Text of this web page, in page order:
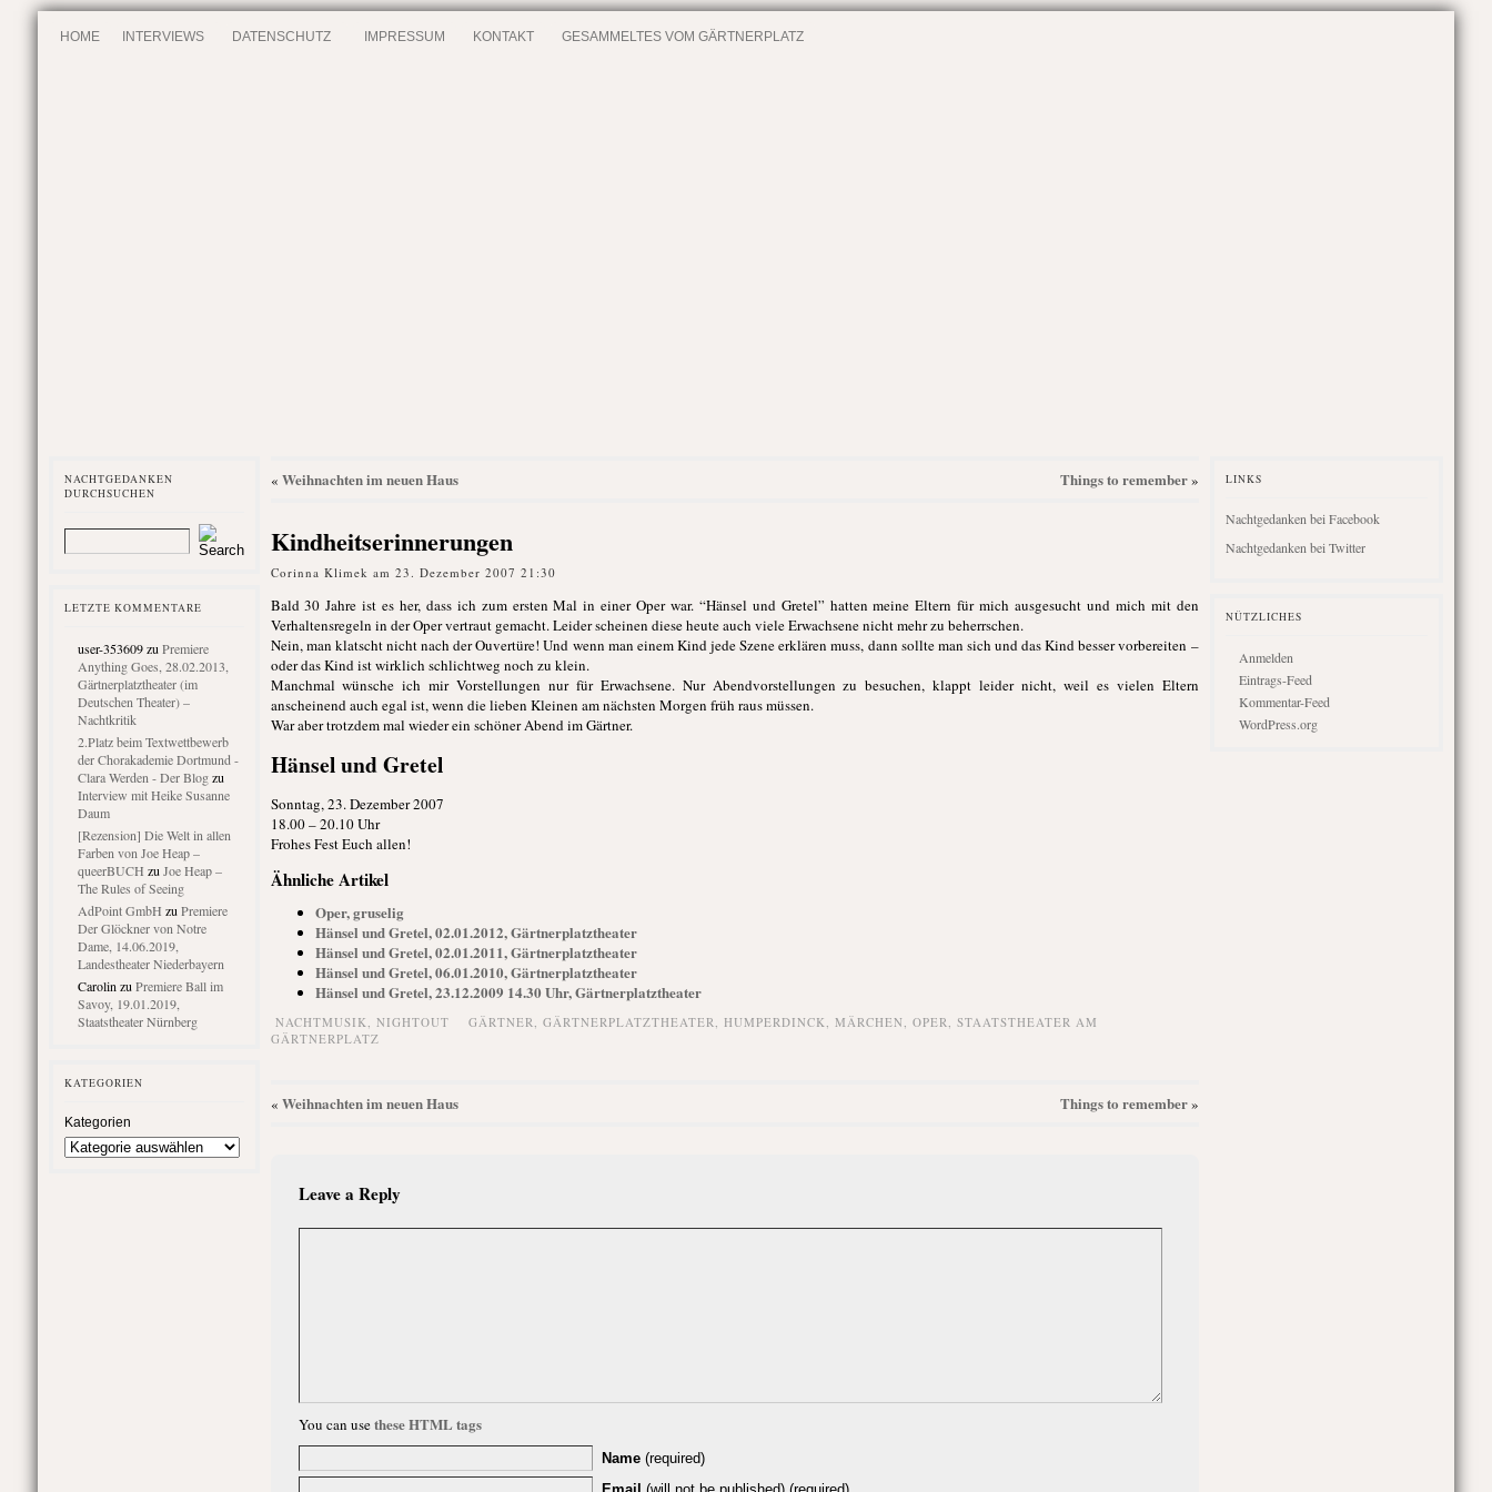
HOME INTERVIEWS DATENSCHUTZ IMPRESSUM KONTAKT GESAMMELTES VOM GÄRTNERPLATZ
NACHTGEDANKEN
DURCHSUCHEN
LETZTE KOMMENTARE
user-353609zu Premiere
Anything Goes, 28.02.2013,
Gärtnerplatztheater (im
Deutschen Theater) –
Nachtkritik
2.Platz beim Textwettbewerb
der Chorakademie Dortmund -
Clara Werden - Der Blogzu
Interview mit Heike Susanne
Daum
[Rezension] Die Welt in allen
Farben von Joe Heap –
queerBUCH zu Joe Heap –
The Rules of Seeing
AdPoint GmbH zu Premiere
Der Glöckner von Notre
Dame, 14.06.2019,
Landestheater Niederbayern
Carolin zu Premiere Ball im
Savoy, 19.01.2019,
Staatstheater Nürnberg
KATEGORIEN
Kategorien
« Weihnachten im neuen Haus Things to remember»
Kindheitserinnerungen
Corinna Klimek am 23. Dezember 2007 21:30
Bald 30 Jahre ist es her, dass ich zum ersten Mal in einer Oper war. “Hänsel und Gretel” hatten meine Eltern für mich ausgesucht und mich mit den
Verhaltensregeln in der Oper vertraut gemacht. Leider scheinen diese heute auch viele Erwachsene nicht mehr zu beherrschen.
Nein, man klatscht nicht nach der Ouvertüre! Und wenn man einem Kind jede Szene erklären muss, dann sollte man sich und das Kind besser vorbereiten –
oder das Kind ist wirklich schlichtweg noch zu klein.
Manchmal wünsche ich mir Vorstellungen nur für Erwachsene. Nur Abendvorstellungen zu besuchen, klappt leider nicht, weil es vielen Eltern
anscheinend auch egal ist, wenn die lieben Kleinen am nächsten Morgen früh raus müssen.
War aber trotzdem mal wieder ein schöner Abend im Gärtner.
Hänsel und Gretel
Sonntag, 23. Dezember 2007
18.00 – 20.10 Uhr
Frohes Fest Euch allen!
Ähnliche Artikel
Oper, gruselig
Hänsel und Gretel, 02.01.2012, Gärtnerplatztheater
Hänsel und Gretel, 02.01.2011, Gärtnerplatztheater
Hänsel und Gretel, 06.01.2010, Gärtnerplatztheater
Hänsel und Gretel, 23.12.2009 14.30 Uhr, Gärtnerplatztheater
NACHTMUSIK, NIGHTOUT GÄRTNER, GÄRTNERPLATZTHEATER, HUMPERDINCK, MÄRCHEN, OPER, STAATSTHEATER AM
GÄRTNERPLATZ
« Weihnachten im neuen Haus Things to remember»
Leave a Reply
You can usethese HTML tags
Name (required)
LINKS
Nachtgedanken bei Facebook
Nachtgedanken bei Twitter
NÜTZLICHES
Anmelden
Eintrags-Feed
Kommentar-Feed
WordPress.org